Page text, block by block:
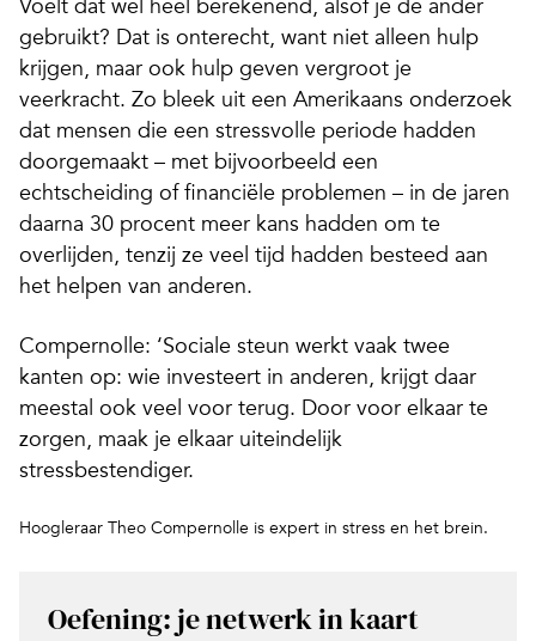
Voelt dat wel heel berekenend, alsof je de ander
gebruikt? Dat is onterecht, want niet alleen hulp
krijgen, maar ook hulp geven vergroot je
veerkracht. Zo bleek uit een Amerikaans onderzoek
dat mensen die een stressvolle periode hadden
doorgemaakt – met bijvoorbeeld een
echtscheiding of financiële problemen – in de jaren
daarna 30 procent meer kans hadden om te
overlijden, tenzij ze veel tijd hadden besteed aan
het helpen van anderen.
Compernolle: ‘Sociale steun werkt vaak twee
kanten op: wie investeert in anderen, krijgt daar
meestal ook veel voor terug. Door voor elkaar te
zorgen, maak je elkaar uiteindelijk
stressbestendiger.
Hoogleraar Theo Compernolle is expert in stress en het brein.
Oefening: je netwerk in kaart